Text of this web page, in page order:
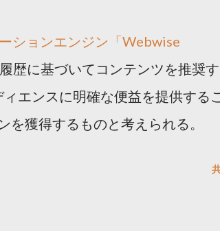
ションエンジン「Webwise
歴に基づいてコンテンツを推奨す
エンスに明確な便益を提供する
獲得するものと考えられる。